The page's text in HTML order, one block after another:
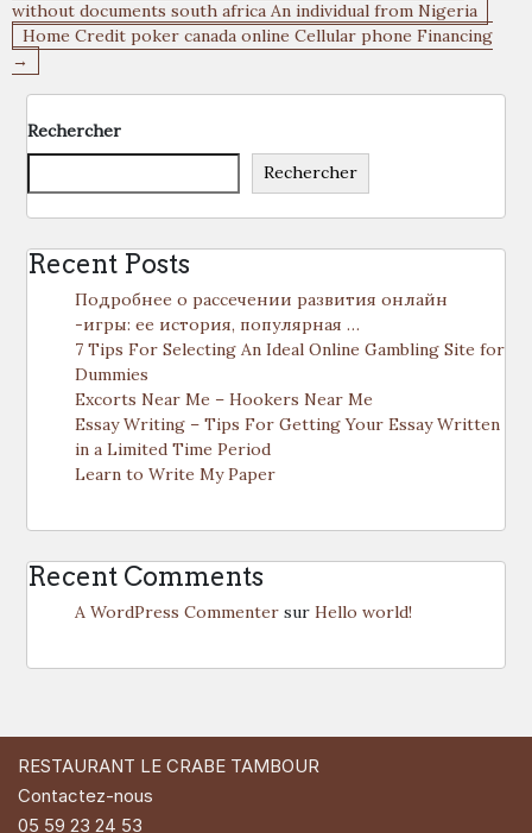
de
l’article
without documents south africa An individual from Nigeria
Home Credit poker canada online Cellular phone Financing
→
Rechercher
Rechercher
Recent Posts
Подробнее о рассечении развития онлайн
-игры: ее история, популярная …
7 Tips For Selecting An Ideal Online Gambling Site for
Dummies
Excorts Near Me – Hookers Near Me
Essay Writing – Tips For Getting Your Essay Written
in a Limited Time Period
Learn to Write My Paper
Recent Comments
A WordPress Commenter sur Hello world!
RESTAURANT LE CRABE TAMBOUR
Contactez-nous
05 59 23 24 53